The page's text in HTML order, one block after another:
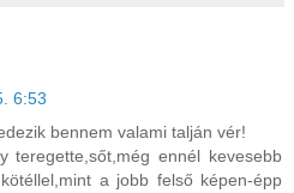
6:53
bennem valami talján vér!
teregette,sőt,még ennél kevesebb
a jobb felső képen-épp